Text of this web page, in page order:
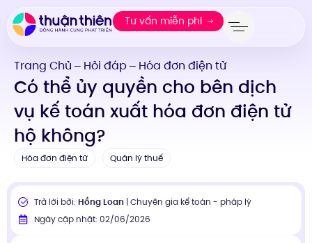
Tư vấn miễn phí
Trang Chủ — Hỏi đáp — Hóa đơn điện tử
Có thể ủy quyền cho bên dịch
vụ kế toán xuất hóa đơn điện tử
hộ không?
Hóa đơn điện tử Quản lý thuế
Trả lời bởi: Hồng Loan| Chuyên gia kế toán - pháp lý
Ngày cập nhật: 02/06/2026